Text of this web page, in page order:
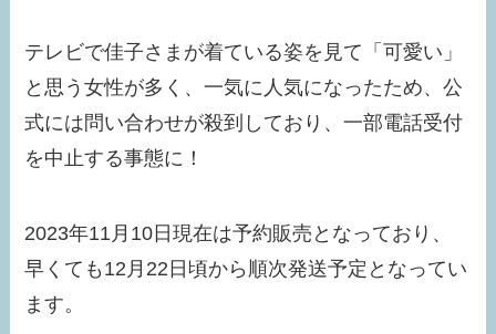
テレビで佳子さまが着ている姿を見て「可愛い」
と思う女性が多く、一気に人気になったため、公
式には問い合わせが殺到しており、一部電話受付
を中止する事態に！
2023年11月10日現在は予約販売となっており、
早くても12月22日頃から順次発送予定となってい
ます。